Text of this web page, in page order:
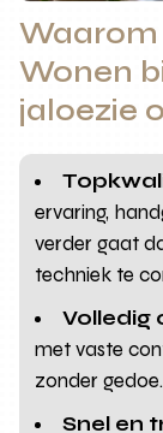
Waarom
Wonen
jaloezie
ervaring,
verder gaat
techniek te
Volledig
met vaste
zonder gedoe.
Snel en